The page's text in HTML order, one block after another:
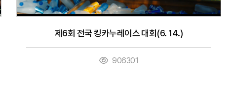
제6회 전국 킹카누레이스 대회(6. 14.)
906301